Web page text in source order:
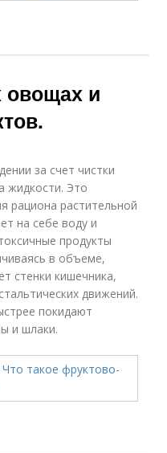
овощах и
за счет чистки
жидкости. Это
рациона растительной
на себе воду и
продукты
в объеме,
стенки кишечника,
движений.
покидают
и шлаки.